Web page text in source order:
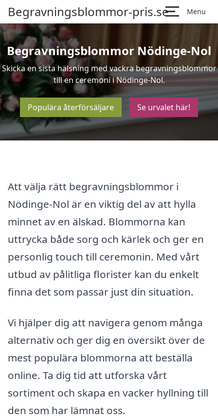
Begravningsblommor-pris.se Menu
Begravningsblommor Nödinge-Nol
Skicka en sista hälsning med vackra begravningsblommor
till en ceremoni i Nödinge-Nol.
Populära återförsäljare Se urvalet här!
Att välja rätt begravningsblommor i
Nödinge-Nol är en viktig del av att hylla
minnet av en älskad. Blommorna kan
uttrycka både sorg och kärlek och ger en
personlig touch till ceremonin. Med vårt
utbud av pålitliga florister kan du enkelt
finna det som passar just din situation.
Vi hjälper dig att navigera genom många
alternativ och ger dig en översikt över de
mest populära blommorna att beställa
online. Ta dig tid att utforska vårt
sortiment och skapa en vacker hyllning till
den som har lämnat oss.